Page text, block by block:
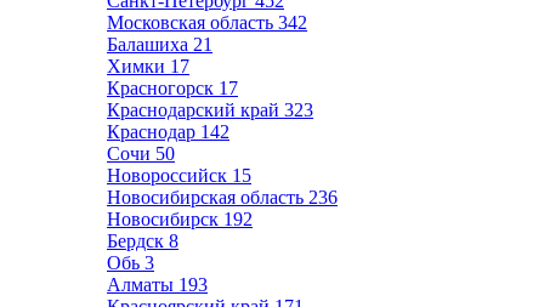
Московская область 342
Балашиха 21
Химки 17
Красногорск 17
Краснодарский край 323
Краснодар 142
Сочи 50
Новороссийск 15
Новосибирская область 236
Новосибирск 192
Бердск 8
Обь 3
Алматы 193